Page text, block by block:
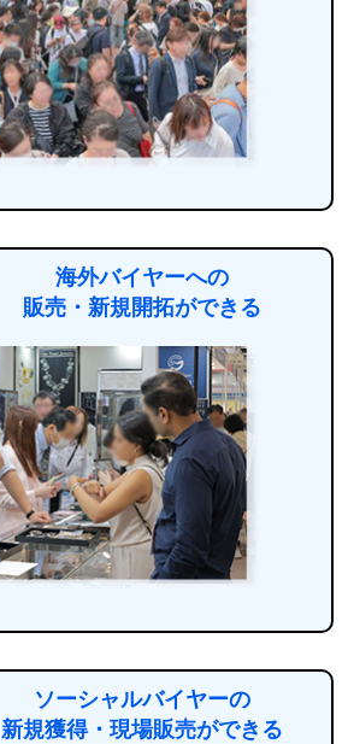
海外バイヤーへの
販売・新規開拓ができる
ソーシャルバイヤーの
新規獲得・現場販売ができる